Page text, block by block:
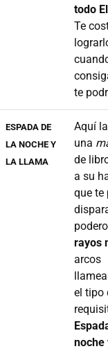
todo
Te
te
ESPADA DE
LA NOCHE Y
LA LLAMA
Aquí
una
de
a su
que te
rayos
arcos
el tipo
noche